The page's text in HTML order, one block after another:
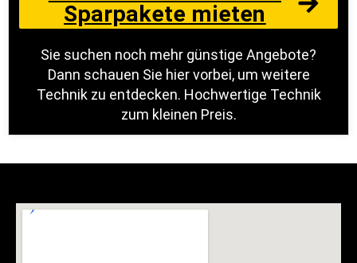
Sparpakete mieten
Sie suchen noch mehr günstige Angebote?
Dann schauen Sie hier vorbei, um weitere
Technik zu entdecken. Hochwertige Technik
zum kleinen Preis.